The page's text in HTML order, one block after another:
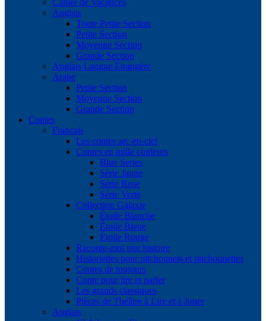
Cahier de Vacances
Anglais
Toute Petite Section
Petite Section
Moyenne Section
Grande Section
Anglais Langue Étrangère
Arabe
Petite Section
Moyenne Section
Grande Section
Contes
Français
Les contes arc-en-ciel
Contes en mille couleurs
Blue Series
Série Jaune
Série Rose
Série Verte
Collection Galaxie
Étoile Blanche
Étoile Bleue
Étoile Rouge
Raconte-moi une histoire
Historiettes pour pitchounets et pitchounettes
Contes de toujours
Conte pour lire et parler
Les grands classiques
Pièces de Théâtre à Lire et à Jouer
Anglais